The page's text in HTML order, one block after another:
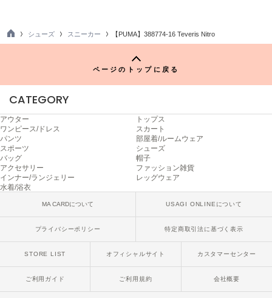
リリーブラウンランジェリー
リトルユニオン トウキョウ
made of Organics
メイドオブオーガニクス
MICHU COQUETTE
ミースロエ
ミーエスミーム
TO
シューズ スニーカー 【PUMA】388774-16 Teveris Nitro
ページのトップに戻る
CATEGORY
アウター
トップス
ワンピース/ドレス
スカート
パンツ
部屋着/ルームウェア
スポーツ
シューズ
バッグ
帽子
アクセサリー
ファッション雑貨
インナー/ランジェリー
レッグウェア
水着/浴衣
MA CARDについて USAGI ONLINEについて
プライバシーポリシー 特定商取引法に基づく表示
STORE LIST オフィシャルサイト カスタマーセンター
ご利用ガイド ご利用規約 会社概要